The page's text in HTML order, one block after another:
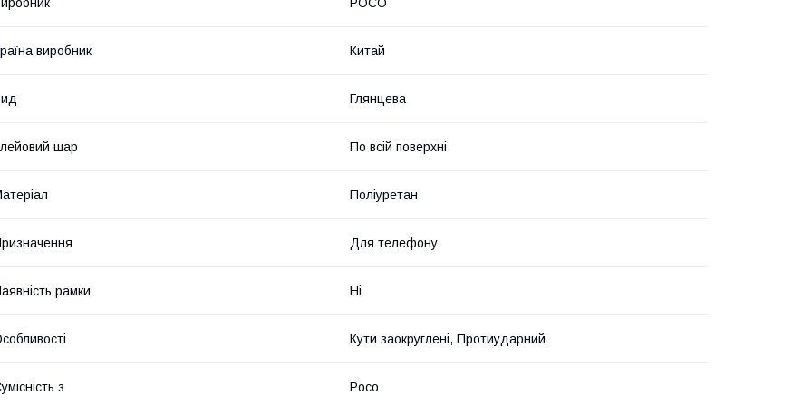
виробник Китай
Глянцева
шар По всій поверхні
Поліуретан
Для телефону
рамки Ні
Кути заокруглені, Протиударний
з Poco